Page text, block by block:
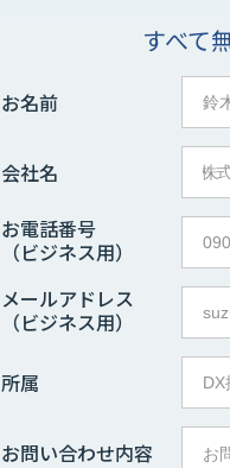
すべて
お名前
会社名
お電話番号
（ビジネス用）
メールアドレス
（ビジネス用）
所属
お問い合わせ内容